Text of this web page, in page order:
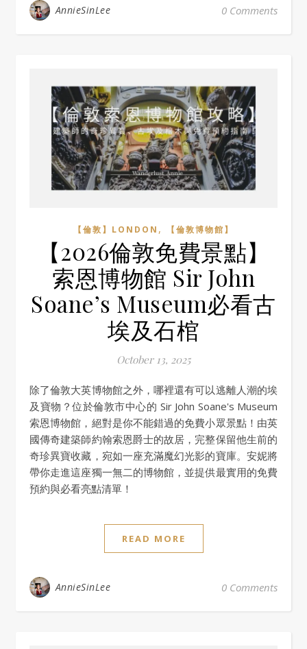
AnnieSinLee 0 Comments
【倫敦】LONDON , 【倫敦博物館】
【2026倫敦免費景點】
索恩博物館 Sir John
Soane’s Museum必看古
埃及石棺
October 13, 2025
除了倫敦大英博物館之外，哪裡還有可以逃離人潮的埃
及寶物？位於倫敦市中心的 Sir John Soane's Museum
索恩博物館，絕對是你不能錯過的免費小眾景點！由英
國傳奇建築師約翰索恩爵士的故居，完整保留他生前的
奇珍異寶收藏，宛如一座充滿魔幻光影的寶庫。安妮將
帶你走進這座獨一無二的博物館，並提供最實用的免費
預約與必看亮點清單！
READ MORE
AnnieSinLee 0 Comments